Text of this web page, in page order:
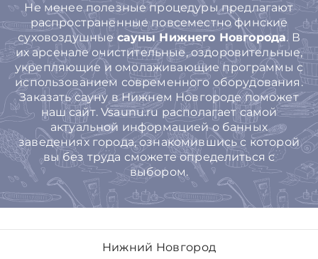
Не менее полезные процедуры предлагают
распространенные повсеместно финские
суховоздушныесауны Нижнего Новгорода. В
их арсенале очистительные, оздоровительные,
укрепляющие и омолаживающие программы с
использованием современного оборудования.
Заказать сауну в Нижнем Новгороде поможет
наш сайт. Vsaunu.ru располагает самой
актуальной информацией о банных
заведениях города, ознакомившись с которой
вы без труда сможете определиться с
выбором.
Нижний Новгород